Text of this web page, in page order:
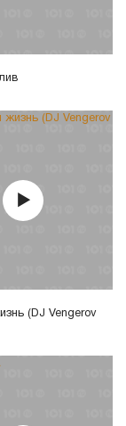
(DJ Vengerov